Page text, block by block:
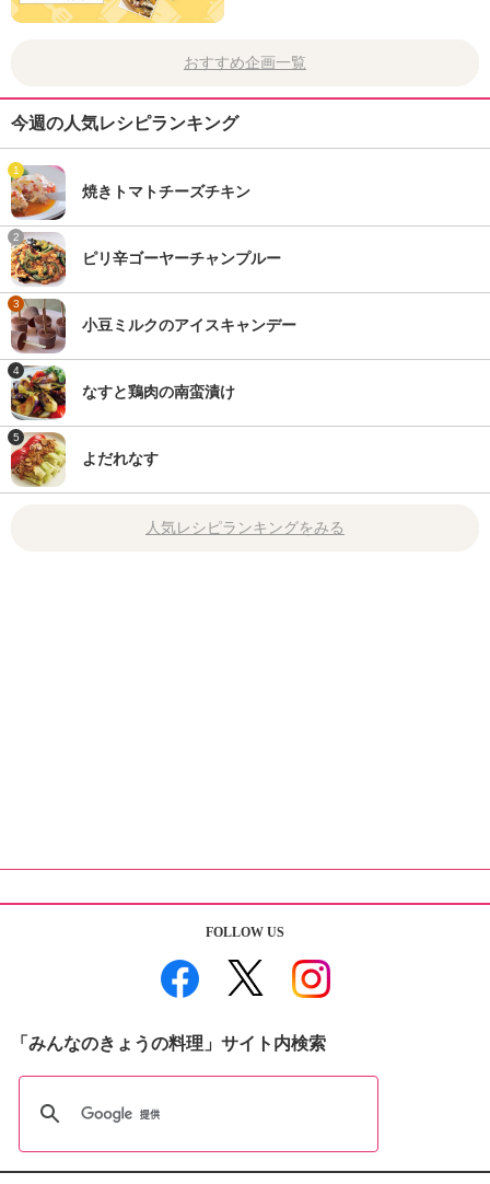
おすすめ企画一覧
今週の人気レシピランキング
1
焼きトマトチーズチキン
2
ピリ辛ゴーヤーチャンプルー
3
小豆ミルクのアイスキャンデー
4
なすと鶏肉の南蛮漬け
5
よだれなす
人気レシピランキングをみる
FOLLOW US
「みんなのきょうの料理」サイト内検索